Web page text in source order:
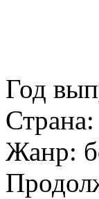
Год
Жанр: